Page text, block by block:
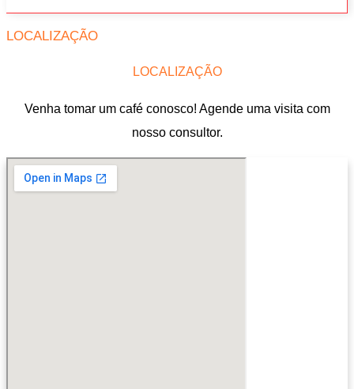
LOCALIZAÇÃO
LOCALIZAÇÃO
Venha tomar um café conosco! Agende uma visita com
nosso consultor.